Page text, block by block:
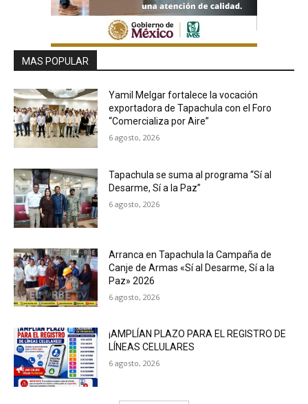
MAS POPULAR
Yamil Melgar fortalece la vocación
exportadora de Tapachula con el Foro
“Comercializa por Aire”
6 agosto, 2026
Tapachula se suma al programa “Sí al
Desarme, Sí a la Paz”
6 agosto, 2026
Arranca en Tapachula la Campaña de
Canje de Armas «Sí al Desarme, Sí a la
Paz» 2026
6 agosto, 2026
¡AMPLÍAN PLAZO PARA EL REGISTRO DE
LÍNEAS CELULARES
6 agosto, 2026